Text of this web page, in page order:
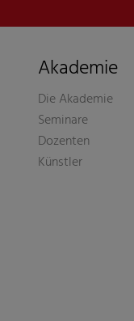
Akademie
Die Akademie
Seminare
Dozenten
Künstler